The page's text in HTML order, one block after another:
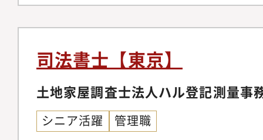
＊＊＊＊＊＊＊＊＊
勤務形態は、■正社
です。↓正社員のほか
同時に募集中です。
社員②期間契約（6ヵ
の待遇は、一切差は
員の場合は、未経験
司法書士【東京】
土地家屋調査士法人ハル登記測量事
シニア活躍 管理職